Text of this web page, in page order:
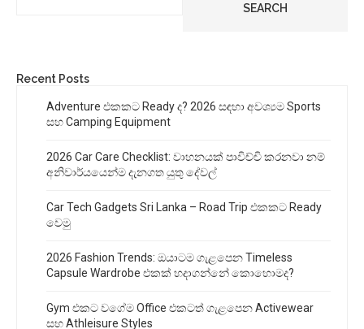
SEARCH
Recent Posts
Adventure එකකට Ready ද? 2026 සඳහා අවශ්‍යම Sports
සහ Camping Equipment
2026 Car Care Checklist: වාහනයක් පාවිච්චි කරනවා නම්
අනිවාර්යයෙන්ම දැනගත යුතු දේවල්
Car Tech Gadgets Sri Lanka – Road Trip එකකට Ready
වෙමු
2026 Fashion Trends: ඔයාටම ගැළපෙන Timeless
Capsule Wardrobe එකක් හදාගන්නේ කොහොමද?
Gym එකට වගේම Office එකටත් ගැළපෙන Activewear
සහ Athleisure Styles